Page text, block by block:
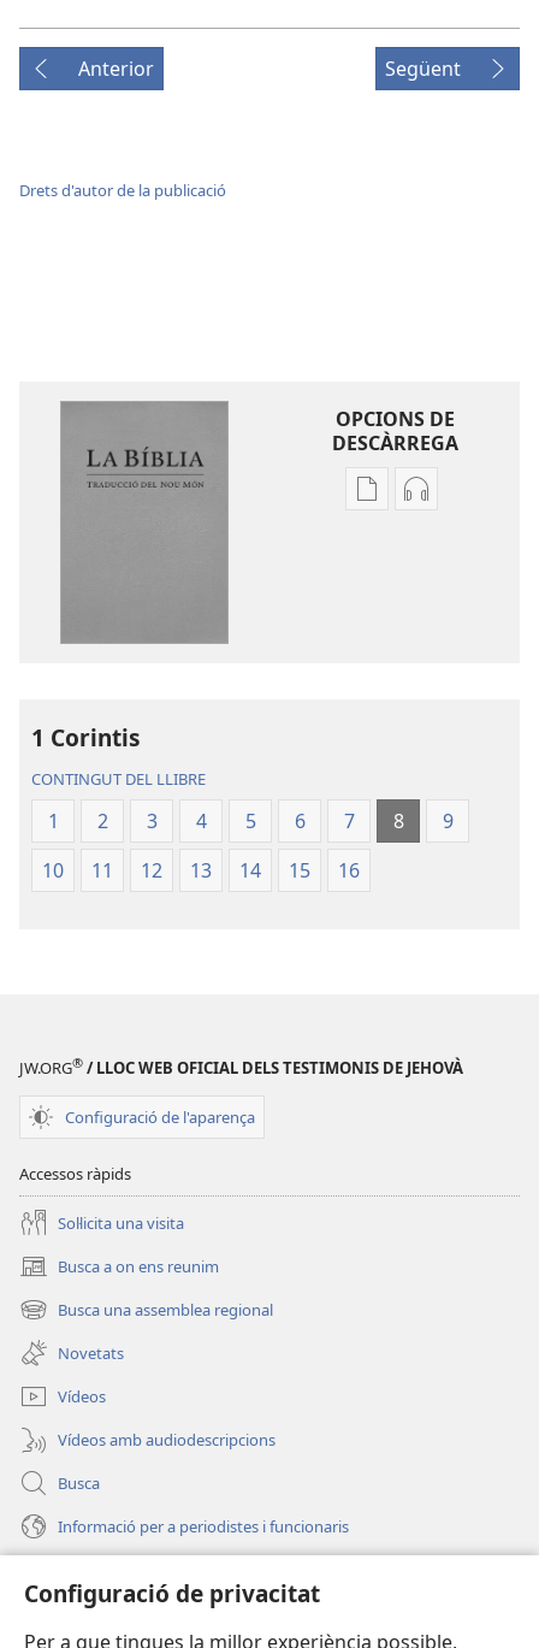
Configuració de privacitat
Per a que tingues la millor experiència possible,
Anterior Següent
Drets d'autor de la publicació
OPCIONS DE
DESCÀRREGA
Opcions
Món
Opcions
1 Corintis
CONTINGUT DEL LLIBRE
1 2 3 4 5 6 7 8
9
10
11 12 13 14 15 16
JW.ORG® / LLOC WEB OFICIAL DELS TESTIMONIS DE JEHOVÀ
Configuració de l'aparença
Accessos ràpids
Soŀlicita una visita
Busca a on ens reunim
(obri
en
una
finestra
nova)
Busca una assemblea regional
(obri
en
una
finestra
nova)
Novetats
Vídeos
Vídeos amb audiodescripcions
Busca
Informació per a periodistes i funcionaris
(obri